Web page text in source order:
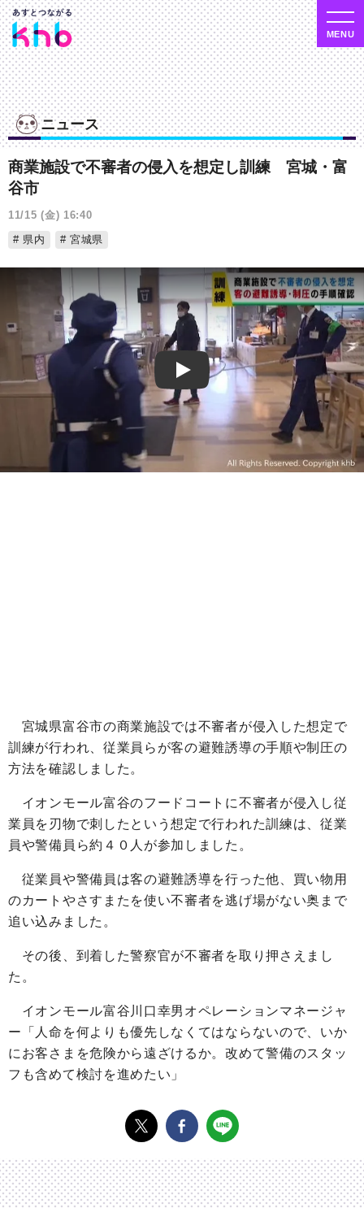
ニュース
商業施設で不審者の侵入を想定し訓練 宮城・富
谷市
11/15 (金) 16:40
県内
宮城県
Play
宮城県富谷市の商業施設では不審者が侵入した想定で
訓練が行われ、従業員らが客の避難誘導の手順や制圧の
方法を確認しました。
イオンモール富谷のフードコートに不審者が侵入し従
業員を刃物で刺したという想定で行われた訓練は、従業
員や警備員ら約４０人が参加しました。
従業員や警備員は客の避難誘導を行った他、買い物用
のカートやさすまたを使い不審者を逃げ場がない奥まで
追い込みました。
その後、到着した警察官が不審者を取り押さえまし
た。
イオンモール富谷川口幸男オペレーションマネージャ
ー「人命を何よりも優先しなくてはならないので、いか
にお客さまを危険から遠ざけるか。改めて警備のスタッ
フも含めて検討を進めたい」